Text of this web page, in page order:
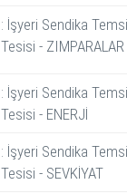
: İşyeri Sendika
Tesisi - ZIMPARALAR
: İşyeri Sendika
Tesisi - ENERJİ
: İşyeri Sendika
Tesisi - SEVKİYAT